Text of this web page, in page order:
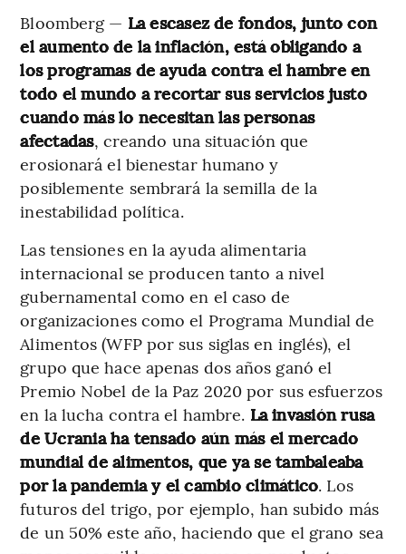
Bloomberg — La escasez de fondos, junto con
el aumento de la inflación, está obligando a
los programas de ayuda contra el hambre en
todo el mundo a recortar sus servicios justo
cuando más lo necesitan las personas
afectadas, creando una situación que
erosionará el bienestar humano y
posiblemente sembrará la semilla de la
inestabilidad política.
Las tensiones en la ayuda alimentaria
internacional se producen tanto a nivel
gubernamental como en el caso de
organizaciones como el Programa Mundial de
Alimentos (WFP por sus siglas en inglés), el
grupo que hace apenas dos años ganó el
Premio Nobel de la Paz 2020 por sus esfuerzos
en la lucha contra el hambre. La invasión rusa
de Ucrania ha tensado aún más el mercado
mundial de alimentos, que ya se tambaleaba
por la pandemia y el cambio climático. Los
futuros del trigo, por ejemplo, han subido más
de un 50% este año, haciendo que el grano sea